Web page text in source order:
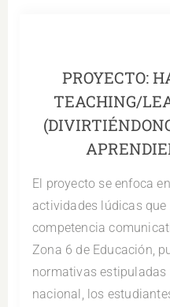
PROYECTO:
TEACHING/
El proyecto se enfoca
actividades lúdicas
competencia
Zona 6 de Educación,
normativas estipuladas
nacional, los